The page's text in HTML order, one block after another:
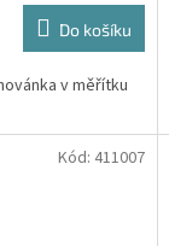
Do košíku
v měřítku
Kód: 411007